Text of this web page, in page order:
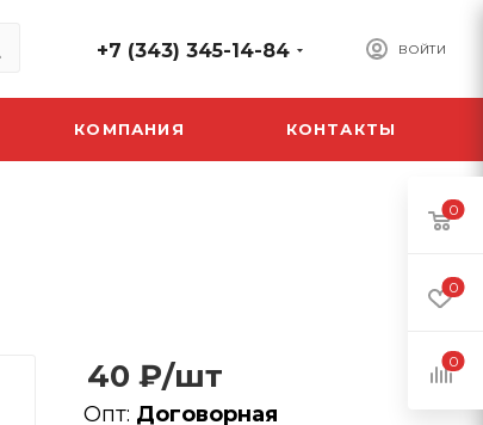
ВОЙТИ
+7 (343) 345-14-84
КОМПАНИЯ КОНТАКТЫ
40 ₽/шт
Опт: Договорная
0
0
0